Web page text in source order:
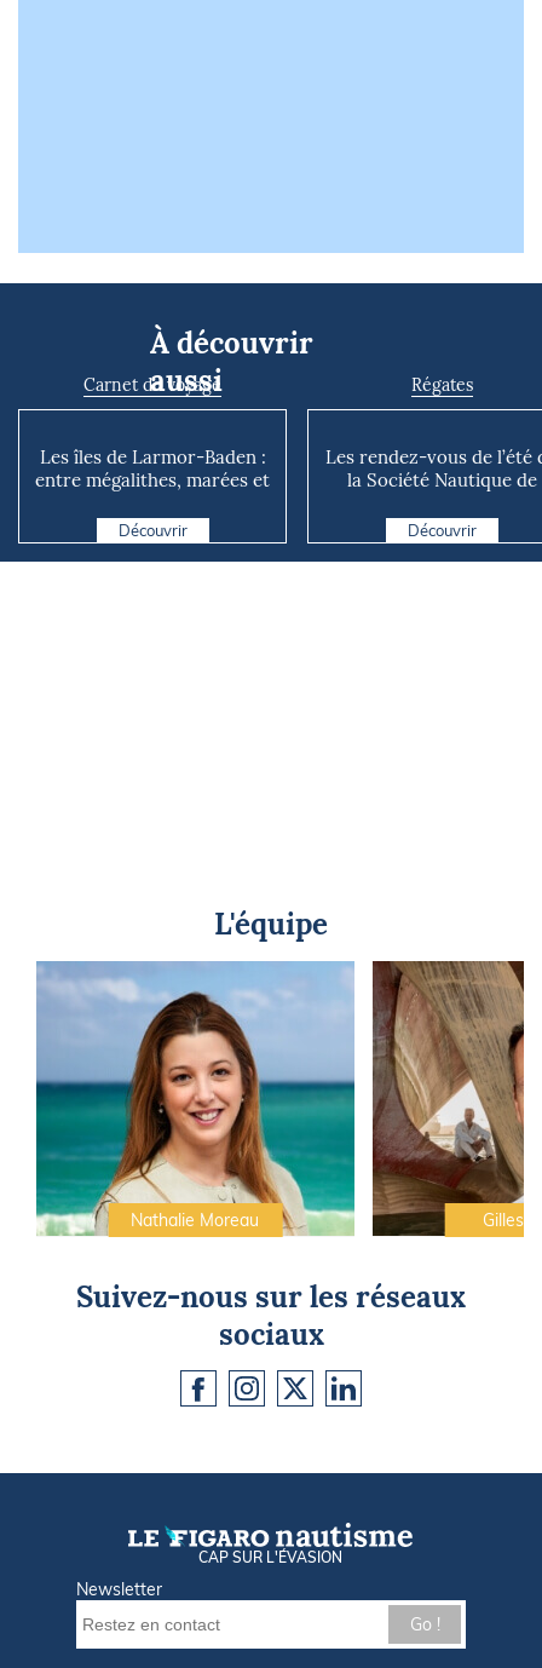
À découvrir
aussi
Carnet de voyage
Les îles de Larmor-Baden :
entre mégalithes, marées et
Découvrir
Régates
Les rendez-vous de l’été
la Société Nautique de
Découvrir
L'équipe
Nathalie Moreau Gilles
Suivez-nous sur les réseaux
sociaux
CAP SUR L'ÉVASION
Newsletter
Go !